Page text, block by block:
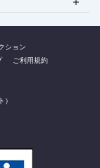
ション
ご利用規約